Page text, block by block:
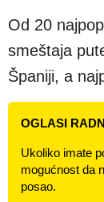
Od 20
smeštaja
Španiji, a
OGLASI
Ukoliko imate
mogućnost da
posao.